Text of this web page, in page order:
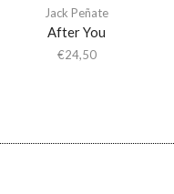
Jack Peñate
After You
€24,50